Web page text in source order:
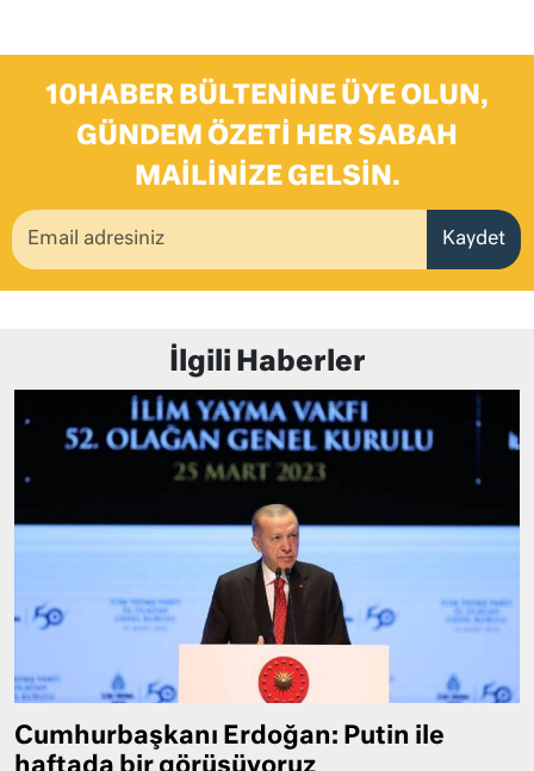
10HABER BÜLTENINE ÜYE OLUN,
GÜNDEM ÖZETI HER SABAH
MAILINIZE GELSIN.
Kaydet
İlgili Haberler
Cumhurbaşkanı Erdoğan: Putin ile